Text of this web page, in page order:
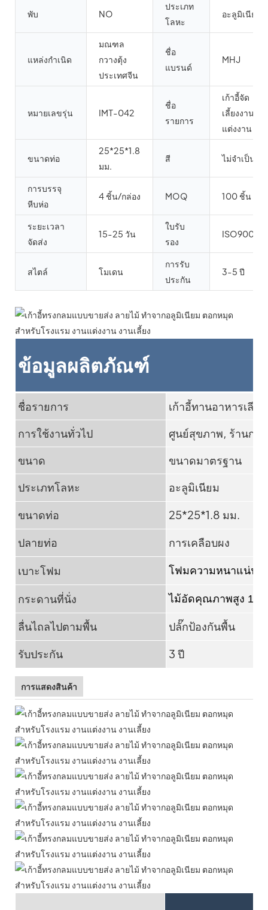
พับ NO
ประเภท
โลหะ
อะลูมิเนียม
แหล่งกำเนิด
มณฑล
กวางตุ้ง
ประเทศจีน
ชื่อ
แบรนด์
MHJ
หมายเลขรุ่น IMT-042
ชื่อ
รายการ
เก้าอี้จัด
เลี้ยงงาน
แต่งงาน
ขนาดท่อ
25*25*1.8
มม.
สี ไม่จำเป็น
การบรรจุ
หีบห่อ
4 ชิ้น/กล่อง MOQ 100 ชิ้น
ระยะเวลา
จัดส่ง
15-25 วัน
ใบรับ
รอง
ISO9001
สไตล์ โมเดน
การรับ
ประกัน
3-5 ปี
ข้อมูลผลิตภัณฑ์
ชื่อรายการ
เก้าอี้ทานอาหารเลีย
การใช้งานทั่วไป
ศูนย์สุขภาพ, ร้านกา
ขนาด
ขนาดมาตรฐาน
ประเภทโลหะ
อะลูมิเนียม
ขนาดท่อ
25*25*1.8 มม.
ปลายท่อ
การเคลือบผง
เบาะโฟม โฟมความหนาแน่นสู
กระดานที่นั่ง ไม้อัดคุณภาพสูง 12
ลื่นไถลไปตามพื้น
ปลั๊กป้องกันพื้น
รับประกัน
3 ปี
การแสดงสินค้า